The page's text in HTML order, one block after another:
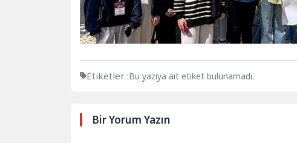
Etiketler :Bu yazıya ait etiket bulunamadı.
Bir Yorum Yazın